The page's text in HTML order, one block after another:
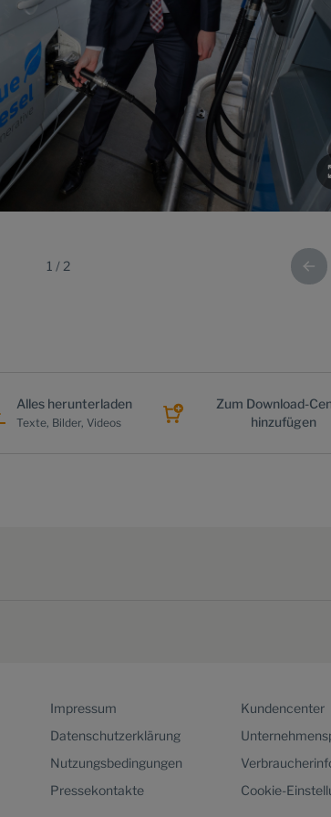
1 / 2
Alles herunterladen
Texte, Bilder, Videos
Zum Download-
hinzufügen
Impressum
Datenschutzerklärung
Nutzungsbedingungen
Pressekontakte
Kundencenter
Cookie-